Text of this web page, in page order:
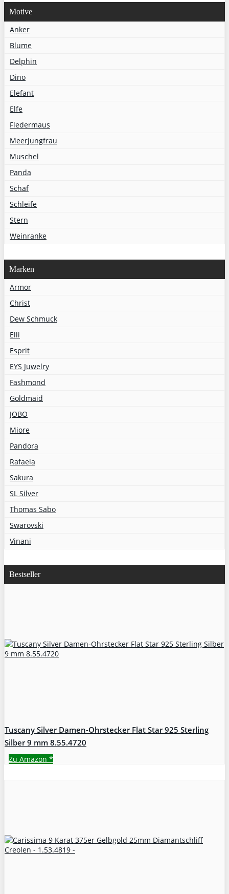
Motive
Anker
Blume
Delphin
Dino
Elefant
Elfe
Fledermaus
Meerjungfrau
Muschel
Panda
Schaf
Schleife
Stern
Weinranke
Marken
Armor
Christ
Dew Schmuck
Elli
Esprit
EYS Juwelry
Fashmond
Goldmaid
JOBO
Miore
Pandora
Rafaela
Sakura
SL Silver
Thomas Sabo
Swarovski
Vinani
Bestseller
Tuscany Silver Damen-Ohrstecker Flat Star 925 Sterling
Silber 9 mm 8.55.4720
Zu Amazon *